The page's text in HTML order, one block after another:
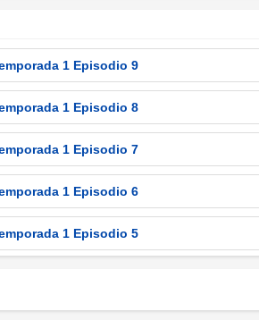
1 Episodio 9
1 Episodio 8
1 Episodio 7
1 Episodio 6
1 Episodio 5